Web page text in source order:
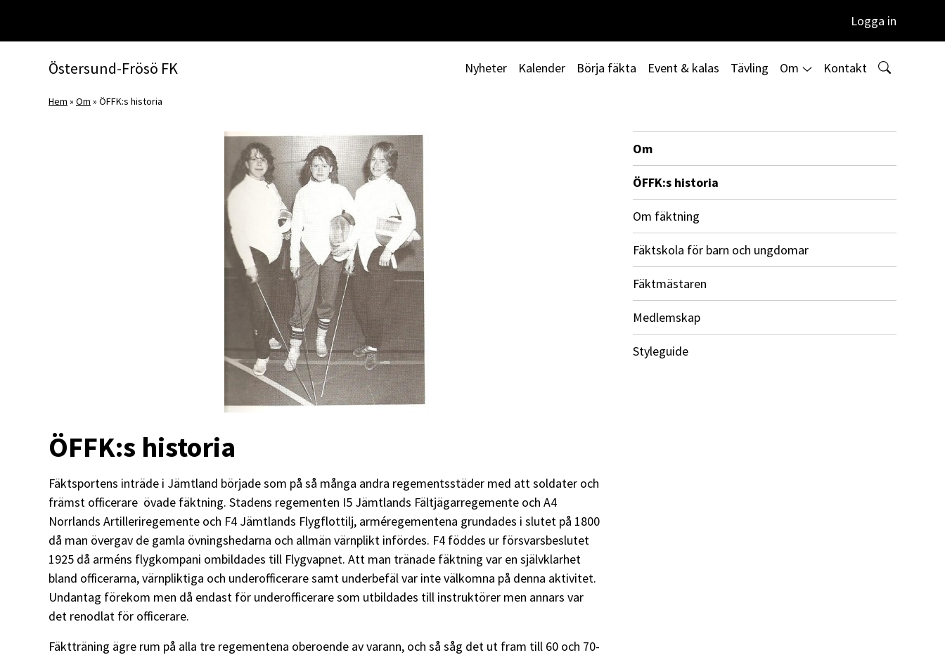
Huvudnavigering
Logga in
Östersund-Frösö FK Nyheter Kalender Börja fäkta Event & kalas Tävling Om Kontakt
Hem » Om » ÖFFK:s historia
ÖFFK:s historia
Fäktsportens inträde i Jämtland började som på så många andra regementsstäder med att soldater och
främst officerare övade fäktning. Stadens regementen I5 Jämtlands Fältjägarregemente och A4
Norrlands Artilleriregemente och F4 Jämtlands Flygflottilj, arméregementena grundades i slutet på 1800
då man övergav de gamla övningshedarna och allmän värnplikt infördes. F4 föddes ur försvarsbeslutet
1925 då arméns flygkompani ombildades till Flygvapnet. Att man tränade fäktning var en självklarhet
bland officerarna, värnpliktiga och underofficerare samt underbefäl var inte välkomna på denna aktivitet.
Undantag förekom men då endast för underofficerare som utbildades till instruktörer men annars var
det renodlat för officerare.
Fäktträning ägre rum på alla tre regementena oberoende av varann, och så såg det ut fram till 60 och 70-
Om
ÖFFK:s historia
Om fäktning
Fäktskola för barn och ungdomar
Fäktmästaren
Medlemskap
Styleguide